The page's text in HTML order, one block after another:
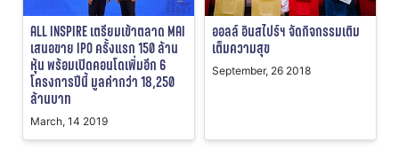
ALL INSPIRE เตรียมเข้าตลาด MAI
เสนอขาย IPO ครั้งแรก 150 ล้าน
หุ้น พร้อมเปิดคอนโดเพิ่มอีก 6
โครงการปีนี้ มูลค่ากว่า 18,250
ล้านบาท
March, 14 2019
ออลล์ อินสไปร์ฯ จัดกิจกรรมเติม
เต็มความสุข
September, 26 2018